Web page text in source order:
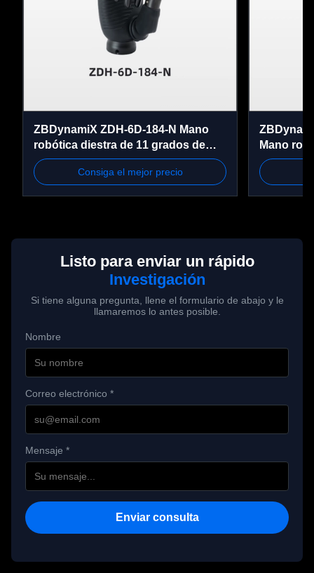
(doblada)
Material
aleación de zinc, acero
plástico.
Ángulo máximo
de apertura y
0~31°
de apertura y
cierre del pulgar
a la palma.
0~50°
Ángulo de
rotación lateral
del pulgar
Pantalla táctil
con el dedo
Apoyado
Temperatura de
funcionamiento
-10~40
≤85%
ZBDynamiX ZDH-6D-184-N Mano
robótica diestra de 11 grados de
libertad | Carga útil máxima de 30
kg, repetibilidad de ±0,05 mm
Consiga el mejor precio
Mano
táctiles
mm
Listo para enviar un rápido
Investigación
Si tiene alguna pregunta, llene el formulario de abajo y le
llamaremos lo antes posible.
Nombre
Correo electrónico *
Mensaje *
Enviar consulta